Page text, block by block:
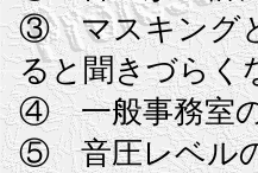
③ マスキングと
ると聞きづらく
④ 一般事務室の
⑤ 音圧レベルの